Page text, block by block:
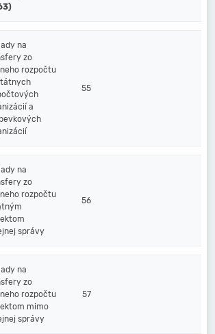
na
zo
rozpočtu
a
55
na
zo
rozpočtu
správy
56
na
zo
rozpočtu
mimo
správy
57